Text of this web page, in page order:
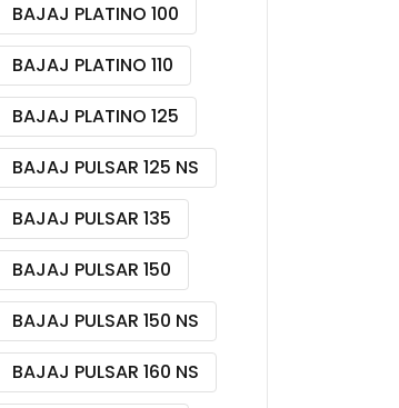
BAJAJ PLATINO 100
BAJAJ PLATINO 110
BAJAJ PLATINO 125
BAJAJ PULSAR 125 NS
BAJAJ PULSAR 135
BAJAJ PULSAR 150
BAJAJ PULSAR 150 NS
BAJAJ PULSAR 160 NS